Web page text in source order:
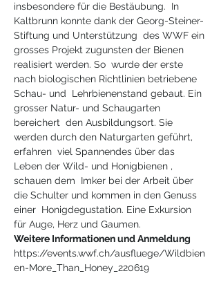
insbesondere für die Bestäubung.  In
Kaltbrunn konnte dank der Georg-Steiner-
Stiftung und Unterstützung  des WWF ein
grosses Projekt zugunsten der Bienen
realisiert werden. So  wurde der erste
nach biologischen Richtlinien betriebene
Schau- und  Lehrbienenstand gebaut. Ein
grosser Natur- und Schaugarten
bereichert  den Ausbildungsort. Sie
werden durch den Naturgarten geführt,
erfahren  viel Spannendes über das
Leben der Wild- und Honigbienen ,
schauen dem  Imker bei der Arbeit über
die Schulter und kommen in den Genuss
einer  Honigdegustation. Eine Exkursion
für Auge, Herz und Gaumen.
Weitere Informationen und Anmeldung
https://events.wwf.ch/ausfluege/Wildbien
en-More_Than_Honey_220619